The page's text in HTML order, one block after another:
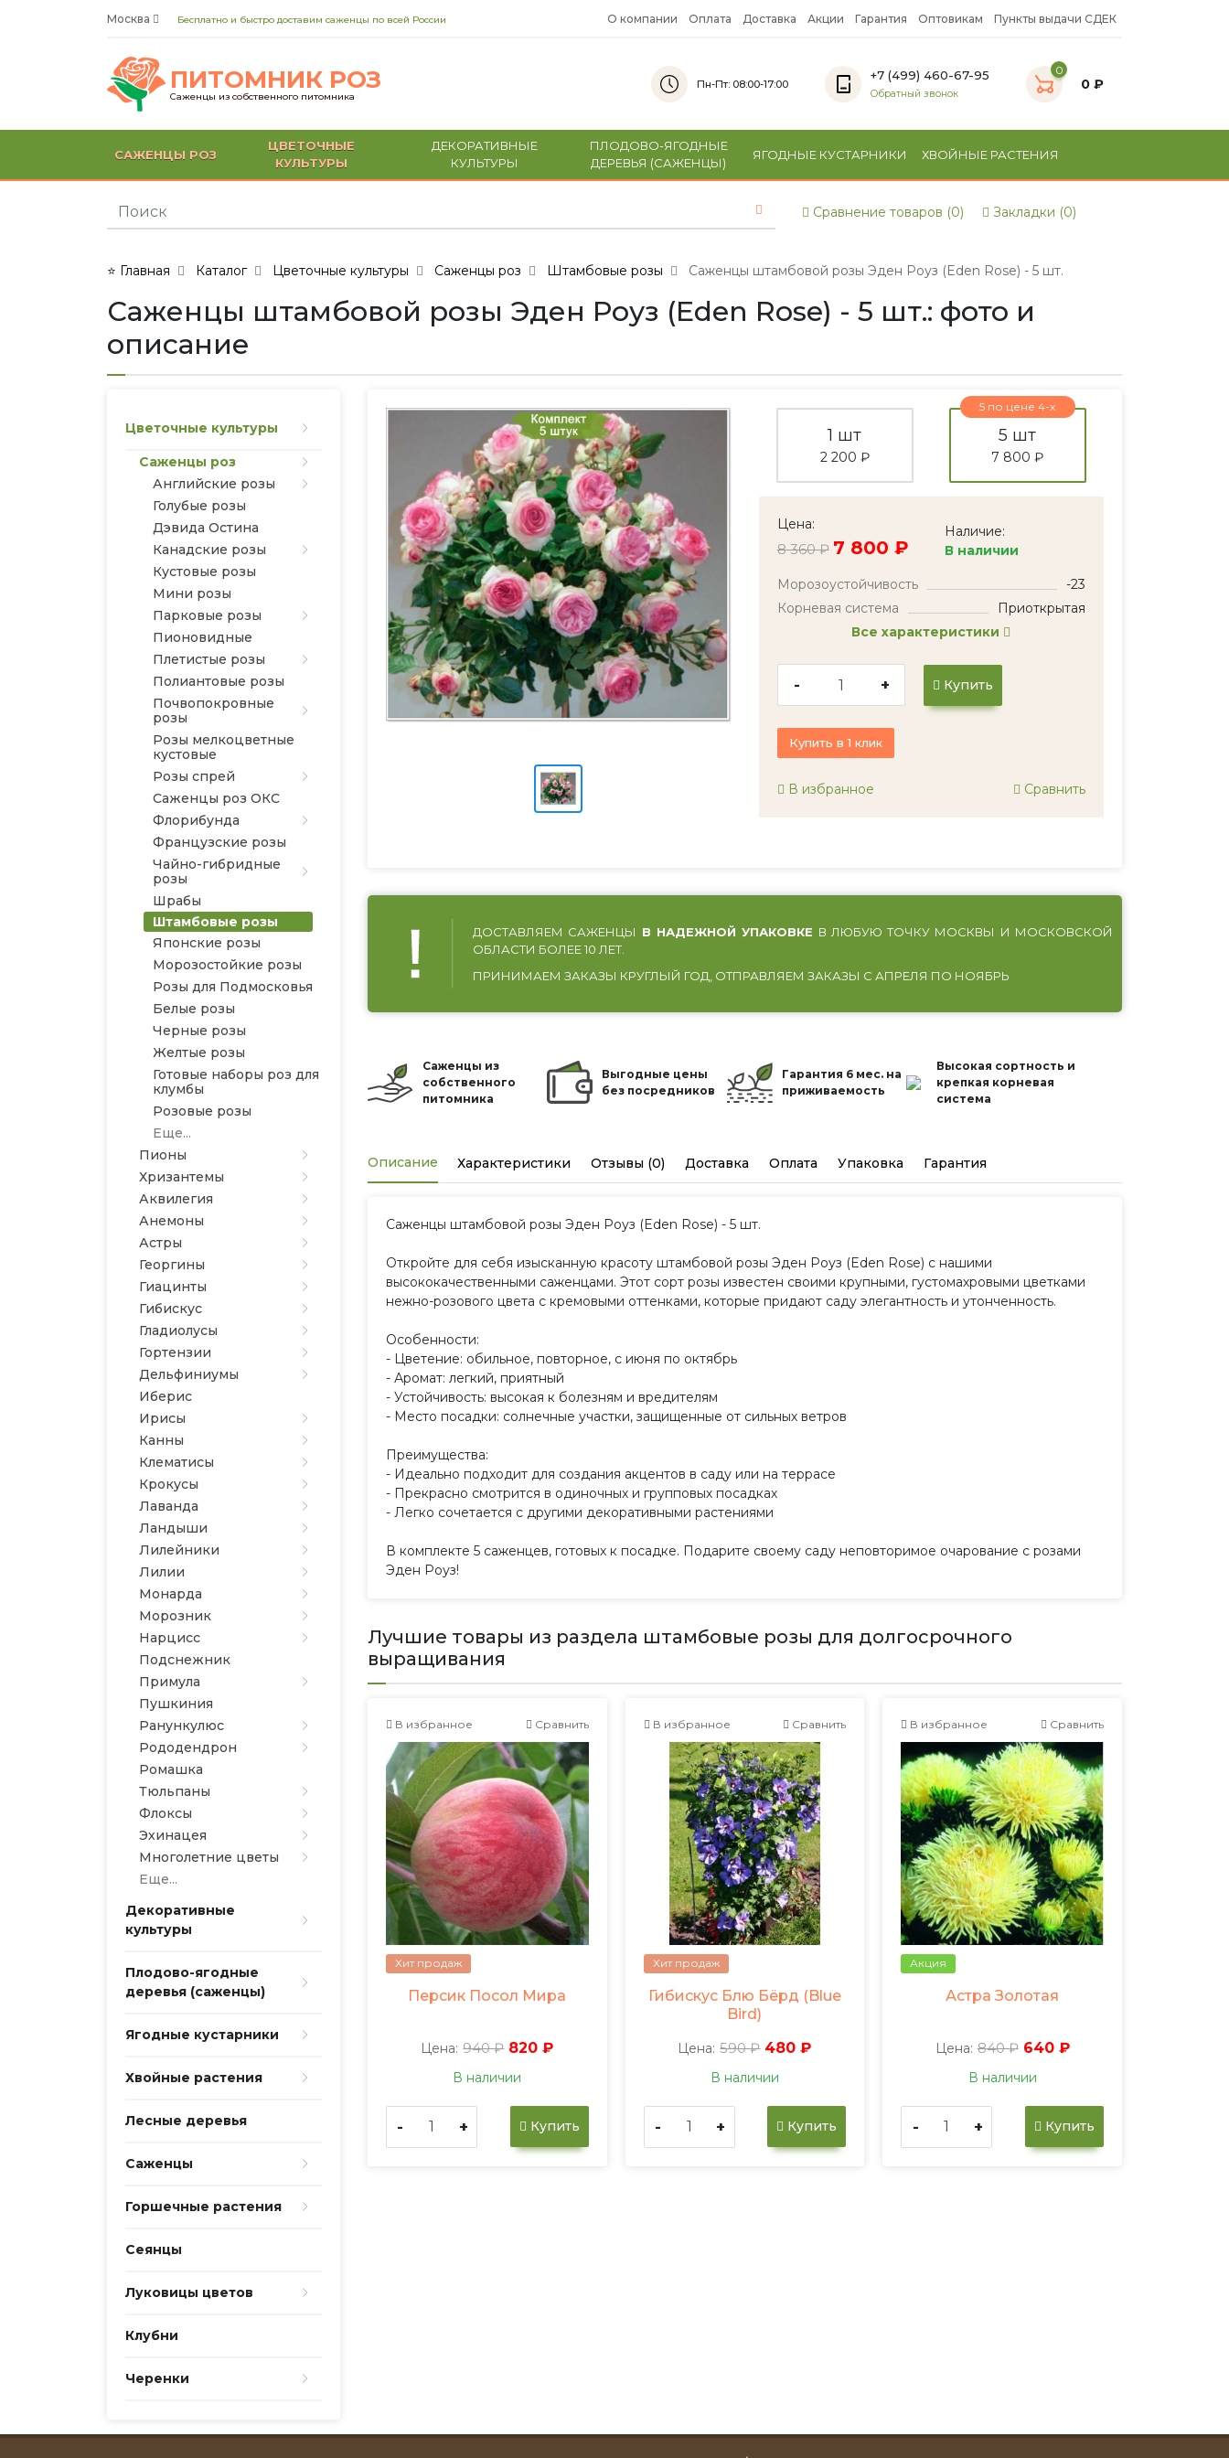
Москва Бесплатно и быстро доставим саженцы по всей России О компании Оплата Доставка Акции Гарантия Оптовикам Пункты выдачи СДЕК
ПИТОМНИК РОЗ
Саженцы из собственного питомника
Пн-Пт: 08:00-17:00
+7 (499) 460-67-95
Обратный звонок
0
0 ₽
САЖЕНЦЫ РОЗ
ЦВЕТОЧНЫЕ
КУЛЬТУРЫ
ДЕКОРАТИВНЫЕ
КУЛЬТУРЫ
ПЛОДОВО-ЯГОДНЫЕ
ДЕРЕВЬЯ (САЖЕНЦЫ)
ЯГОДНЫЕ КУСТАРНИКИ ХВОЙНЫЕ РАСТЕНИЯ
Сравнение товаров (0) Закладки (0)
⭐ Главная Каталог Цветочные культуры Саженцы роз Штамбовые розы Саженцы штамбовой розы Эден Роуз (Eden Rose) - 5 шт.
Саженцы штамбовой розы Эден Роуз (Eden Rose) - 5 шт.: фото и
описание
Цветочные культуры
Саженцы роз
Английские розы
Голубые розы
Дэвида Остина
Канадские розы
Кустовые розы
Мини розы
Парковые розы
Пионовидные
Плетистые розы
Полиантовые розы
Почвопокровные
розы
Розы мелкоцветные
кустовые
Розы спрей
Саженцы роз ОКС
Флорибунда
Французские розы
Чайно-гибридные
розы
Шрабы
Штамбовые розы
Японские розы
Морозостойкие розы
Розы для Подмосковья
Белые розы
Черные розы
Желтые розы
Готовые наборы роз для
клумбы
Розовые розы
Еще...
Пионы
Хризантемы
Аквилегия
Анемоны
Астры
Георгины
Гиацинты
Гибискус
Гладиолусы
Гортензии
Дельфиниумы
Иберис
Ирисы
Канны
Клематисы
Крокусы
Лаванда
Ландыши
Лилейники
Лилии
Монарда
Морозник
Нарцисс
Подснежник
Примула
Пушкиния
Ранункулюс
Рододендрон
Ромашка
Тюльпаны
Флоксы
Эхинацея
Многолетние цветы
Еще...
Декоративные
культуры
Плодово-ягодные
деревья (саженцы)
Ягодные кустарники
Хвойные растения
Лесные деревья
Саженцы
Горшечные растения
Сеянцы
Луковицы цветов
Клубни
Черенки
1 шт
2 200 ₽
5 по цене 4-х
5 шт
7 800 ₽
Цена:
8 360 ₽ 7 800 ₽
Наличие:
В наличии
Морозоустойчивость
-23
Корневая система
Приоткрытая
Все характеристики
- + Купить
Купить в 1 клик
В избранное Сравнить
ДОСТАВЛЯЕМ САЖЕНЦЫ В НАДЕЖНОЙ УПАКОВКЕ В ЛЮБУЮ ТОЧКУ МОСКВЫ И МОСКОВСКОЙ
ОБЛАСТИ БОЛЕЕ 10 ЛЕТ.
ПРИНИМАЕМ ЗАКАЗЫ КРУГЛЫЙ ГОД, ОТПРАВЛЯЕМ ЗАКАЗЫ С АПРЕЛЯ ПО НОЯБРЬ
Саженцы из
собственного
питомника
Выгодные цены
без посредников
Гарантия 6 мес. на
приживаемость
Высокая сортность и
крепкая корневая
система
Описание Характеристики Отзывы (0) Доставка Оплата Упаковка Гарантия
Саженцы штамбовой розы Эден Роуз (Eden Rose) - 5 шт.
Откройте для себя изысканную красоту штамбовой розы Эден Роуз (Eden Rose) с нашими
высококачественными саженцами. Этот сорт розы известен своими крупными, густомахровыми цветками
нежно-розового цвета с кремовыми оттенками, которые придают саду элегантность и утонченность.
Особенности:
- Цветение: обильное, повторное, с июня по октябрь
- Аромат: легкий, приятный
- Устойчивость: высокая к болезням и вредителям
- Место посадки: солнечные участки, защищенные от сильных ветров
Преимущества:
- Идеально подходит для создания акцентов в саду или на террасе
- Прекрасно смотрится в одиночных и групповых посадках
- Легко сочетается с другими декоративными растениями
В комплекте 5 саженцев, готовых к посадке. Подарите своему саду неповторимое очарование с розами
Эден Роуз!
Лучшие товары из раздела штамбовые розы для долгосрочного
выращивания
В избранное Сравнить
Хит продаж
Персик Посол Мира
Цена: 940 ₽ 820 ₽
В наличии
- + Купить
В избранное Сравнить
Хит продаж
Гибискус Блю Бёрд (Blue
Bird)
Цена: 590 ₽ 480 ₽
В наличии
- + Купить
В избранное Сравнить
Акция
Астра Золотая
Цена: 840 ₽ 640 ₽
В наличии
- + Купить